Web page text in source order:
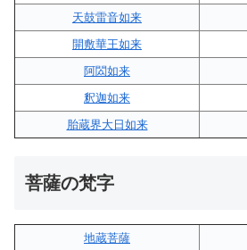
天鼓雷音如来
開敷華王如来
阿閦如来
釈迦如来
胎蔵界大日如来
菩薩の梵字
地蔵菩薩